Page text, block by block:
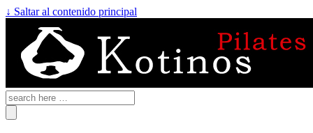
↓ Saltar al contenido principal